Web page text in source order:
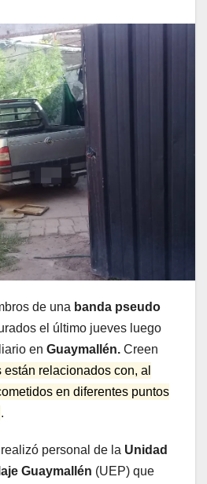
de una banda pseudo
el último jueves luego
en Guaymallén. Creen
están relacionados con, al
en diferentes puntos
.
personal de la Unidad
Guaymallén (UEP) que